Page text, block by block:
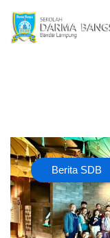
Berita SDB